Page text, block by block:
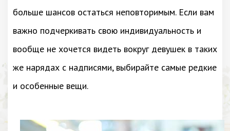
больше шансов остаться неповторимым. Если вам
важно подчеркивать свою индивидуальность и
вообще не хочется видеть вокруг девушек в таких
же нарядах с надписями, выбирайте самые редкие
и особенные вещи.